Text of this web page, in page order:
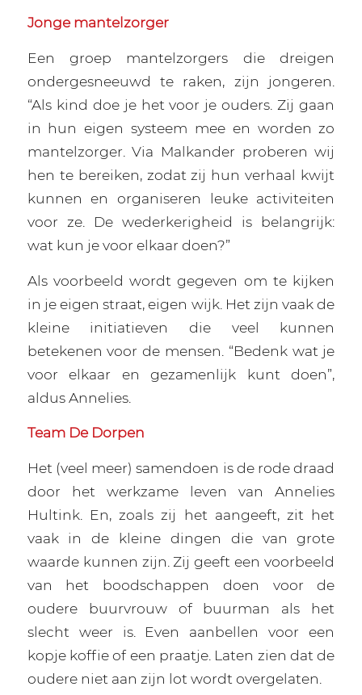
Jonge mantelzorger
Een groep mantelzorgers die dreigen
ondergesneeuwd te raken, zijn jongeren.
“Als kind doe je het voor je ouders. Zij gaan
in hun eigen systeem mee en worden zo
mantelzorger. Via Malkander proberen wij
hen te bereiken, zodat zij hun verhaal kwijt
kunnen en organiseren leuke activiteiten
voor ze. De wederkerigheid is belangrijk:
wat kun je voor elkaar doen?”
Als voorbeeld wordt gegeven om te kijken
in je eigen straat, eigen wijk. Het zijn vaak de
kleine initiatieven die veel kunnen
betekenen voor de mensen. “Bedenk wat je
voor elkaar en gezamenlijk kunt doen”,
aldus Annelies.
Team De Dorpen
Het (veel meer) samendoen is de rode draad
door het werkzame leven van Annelies
Hultink. En, zoals zij het aangeeft, zit het
vaak in de kleine dingen die van grote
waarde kunnen zijn. Zij geeft een voorbeeld
van het boodschappen doen voor de
oudere buurvrouw of buurman als het
slecht weer is. Even aanbellen voor een
kopje koffie of een praatje. Laten zien dat de
oudere niet aan zijn lot wordt overgelaten.